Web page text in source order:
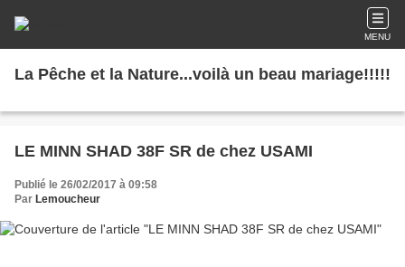
MENU
La Pêche et la Nature...voilà un beau mariage!!!!!
LE MINN SHAD 38F SR de chez USAMI
Publié le 26/02/2017 à 09:58
Par Lemoucheur